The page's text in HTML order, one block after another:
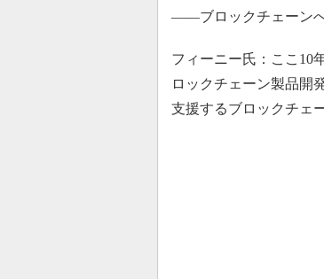
――ブロックチェーンへ
フィーニー氏：ここ10
ロックチェーン製品開
支援するブロックチェ